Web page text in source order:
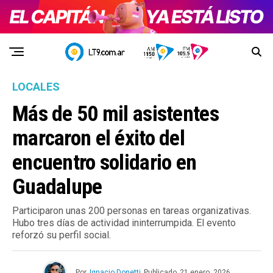
LOCALES
Más de 50 mil asistentes
marcaron el éxito del
encuentro solidario en
Guadalupe
Participaron unas 200 personas en tareas organizativas.
Hubo tres días de actividad ininterrumpida. El evento
reforzó su perfil social.